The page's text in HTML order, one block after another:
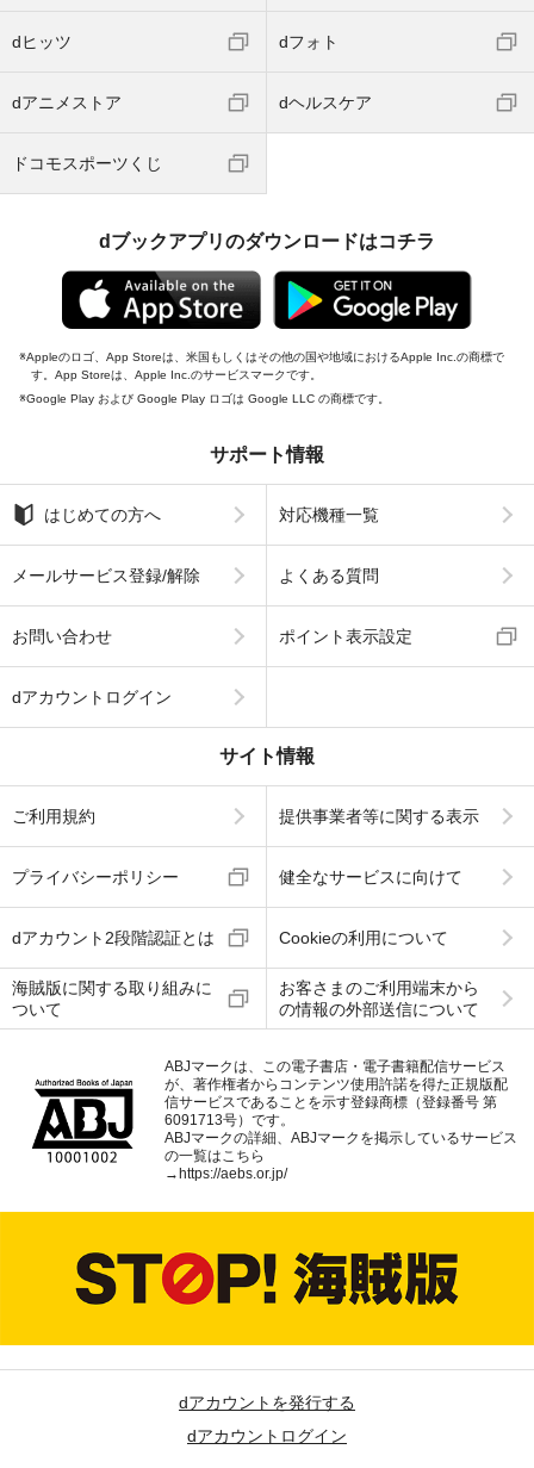
dヒッツ dフォト
dアニメストア dヘルスケア
ドコモスポーツくじ
dブックアプリのダウンロードはコチラ
Appleのロゴ、App Storeは、米国もしくはその他の国や地域におけるApple Inc.の商標で
す。App Storeは、Apple Inc.のサービスマークです。
Google Play および Google Play ロゴは Google LLC の商標です。
サポート情報
はじめての方へ 対応機種一覧
メールサービス登録/解除 よくある質問
お問い合わせ ポイント表示設定
dアカウントログイン
サイト情報
ご利用規約 提供事業者等に関する表示
プライバシーポリシー 健全なサービスに向けて
dアカウント2段階認証とは Cookieの利用について
海賊版に関する取り組みに
ついて
お客さまのご利用端末から
の情報の外部送信について
ABJマークは、この電子書店・電子書籍配信サービス
が、著作権者からコンテンツ使用許諾を得た正規版配
信サービスであることを示す登録商標（登録番号 第
6091713号）です。
ABJマークの詳細、ABJマークを掲示しているサービス
の一覧はこちら
→ https://aebs.or.jp/
dアカウントを発行する
dアカウントログイン